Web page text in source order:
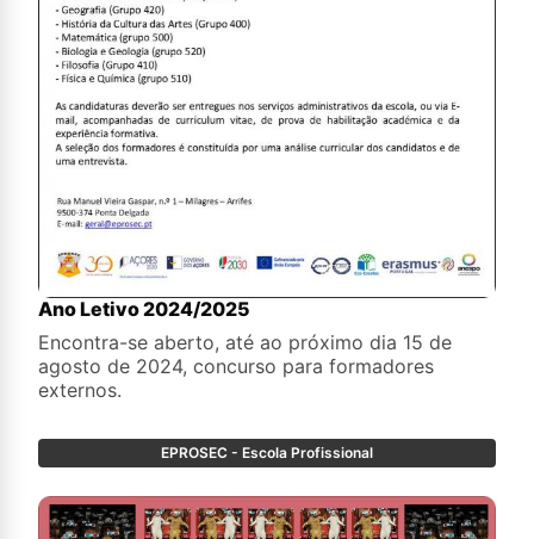
Ano Letivo 2024/2025
Encontra-se aberto, até ao próximo dia 15 de
agosto de 2024, concurso para formadores
externos.
EPROSEC - Escola Profissional